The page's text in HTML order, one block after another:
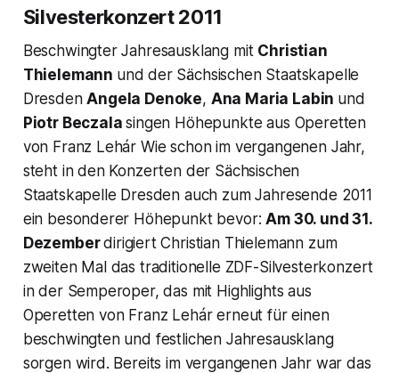
Silvesterkonzert 2011
Beschwingter Jahresausklang mit Christian
Thielemann und der Sächsischen Staatskapelle
DresdenAngela Denoke, Ana Maria Labin und
Piotr Beczalasingen Höhepunkte aus Operetten
von Franz Lehár Wie schon im vergangenen Jahr,
steht in den Konzerten der Sächsischen
Staatskapelle Dresden auch zum Jahresende 2011
ein besonderer Höhepunkt bevor:Am 30. und 31.
Dezemberdirigiert Christian Thielemann zum
zweiten Mal das traditionelle ZDF-Silvesterkonzert
in der Semperoper, das mit Highlights aus
Operetten von Franz Lehár erneut für einen
beschwingten und festlichen Jahresausklang
sorgen wird. Bereits im vergangenen Jahr war das